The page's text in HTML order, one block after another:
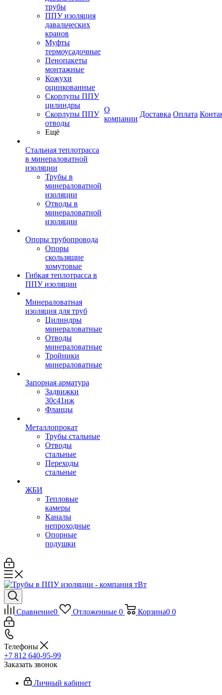
трубы
ППУ изоляция
давальческих
кранов
Муфты
термоусадочные
Пенопакеты
монтажные
Кожухи
оцинкованные
Скорлупы ППУ
цилиндры
Скорлупы ППУ
отводы
Ещё
Стальная теплотрасса
в минераловатной
изоляции
Трубы в
минераловатной
изоляции
Отводы в
минераловатной
изоляции
Опоры трубопровода
Опоры
скользящие
хомутовые
Гибкая теплотрасса в
ППУ изоляции
Минераловатная
изоляция для труб
Цилиндры
минераловатные
Отводы
минераловатные
Тройники
минераловатные
Запорная арматура
Задвижки
30с41нж
Фланцы
Металлопрокат
Трубы стальные
Отводы
стальные
Переходы
стальные
ЖБИ
Тепловые
камеры
Каналы
непроходные
Опорные
подушки
О
компании
Доставка Оплата
Сравнение0 Отложенные 0 Корзина0 0
Телефоны
+7 812 640-95-99
Заказать звонок
Личный кабинет